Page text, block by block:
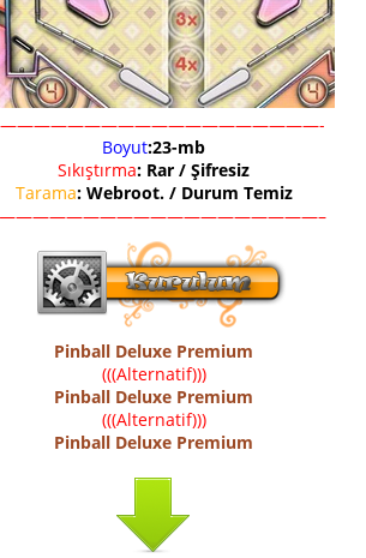
Boyut:23-mb
Sıkıştırma: Rar / Şifresiz
Tarama: Webroot. / Durum Temiz
Pinball Deluxe Premium
(((Alternatif)))
Pinball Deluxe Premium
(((Alternatif)))
Pinball Deluxe Premium